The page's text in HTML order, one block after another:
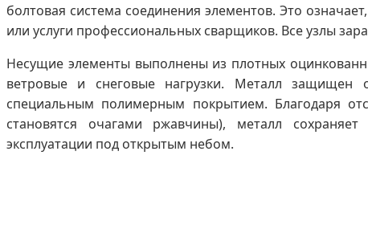
болтовая система соединения элементов. Это
или услуги профессиональных сварщиков. Все узлы
Несущие элементы выполнены из плотных
ветровые и снеговые нагрузки. Металл
специальным полимерным покрытием. Благодаря
становятся очагами ржавчины), металл
эксплуатации под открытым небом.